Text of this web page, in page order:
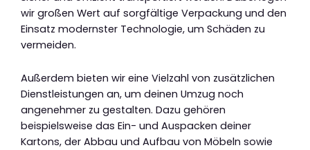
wir großen Wert auf sorgfältige Verpackung und den
Einsatz modernster Technologie, um Schäden zu
vermeiden.
Außerdem bieten wir eine Vielzahl von zusätzlichen
Dienstleistungen an, um deinen Umzug noch
angenehmer zu gestalten. Dazu gehören
beispielsweise das Ein- und Auspacken deiner
Kartons, der Abbau und Aufbau von Möbeln sowie